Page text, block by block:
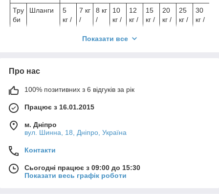
Тру
би
Шланги
5
кг /
7 кг
/
8 кг
/
10
кг /
12
кг /
15
кг /
20
кг /
25
кг /
30
кг /
діа
тр (
)
діа
тр (
)
(
)
41
0
41
0
12
00
0
51
51
0
14
00
9 13 14
Показати все
Про нас
100% позитивних з 6 відгуків за рік
Працює з 16.01.2015
м. Дніпро
вул. Шинна, 18, Дніпро, Україна
Контакти
Сьогодні працює з 09:00 до 15:30
Показати весь графік роботи